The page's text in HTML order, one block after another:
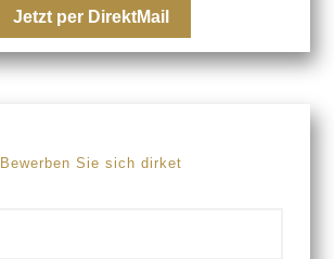
Jetzt per DirektMail
Bewerben Sie sich dirket